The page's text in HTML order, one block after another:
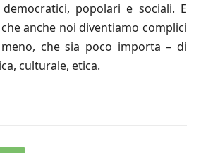
popolari e sociali. E
anche noi diventiamo complici
che sia poco importa – di
culturale, etica.